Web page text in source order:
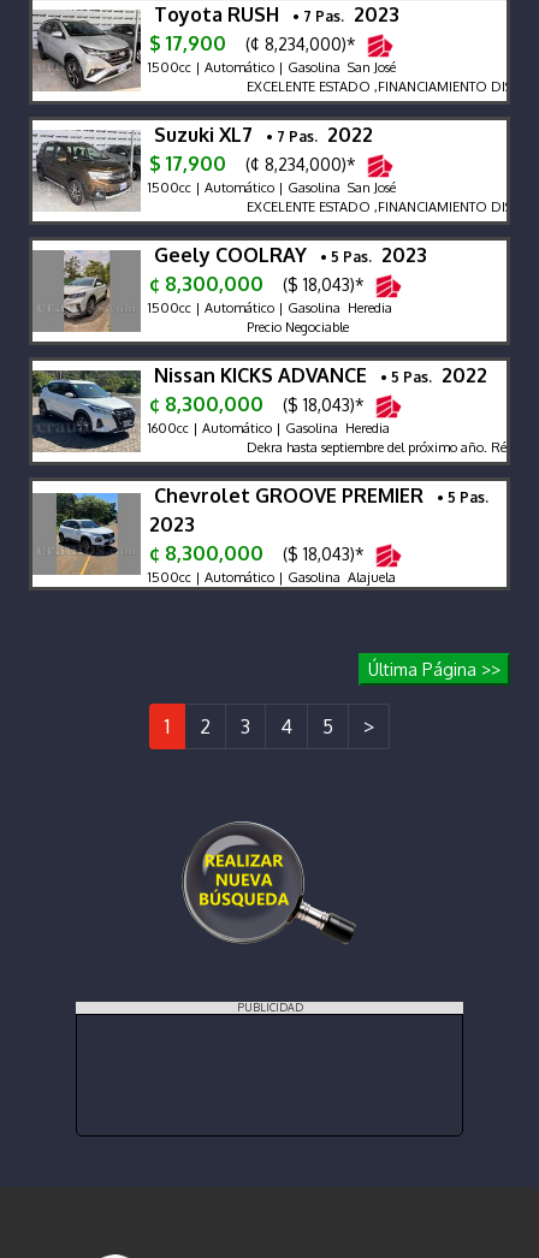
Toyota RUSH • 7 Pas. 2023
$ 17,900
(¢ 8,234,000)*
1500cc | Automático | Gasolina San José
EXCELENTE ESTADO ,FINANCIAMIENTO
Suzuki XL7 • 7 Pas. 2022
$ 17,900
(¢ 8,234,000)*
1500cc | Automático | Gasolina San José
EXCELENTE ESTADO ,FINANCIAMIENTO
Geely COOLRAY • 5 Pas. 2023
¢ 8,300,000
($ 18,043)*
1500cc | Automático | Gasolina Heredia
Precio Negociable
Nissan KICKS ADVANCE • 5 Pas. 2022
¢ 8,300,000
($ 18,043)*
1600cc | Automático | Gasolina Heredia
Dekra hasta septiembre del próximo año. Récord
Chevrolet GROOVE PREMIER • 5 Pas.
2023
¢ 8,300,000
($ 18,043)*
1500cc | Automático | Gasolina Alajuela
Última Página >>
1 2 3 4 5 >
PUBLICIDAD